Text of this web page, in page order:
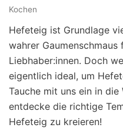
Kochen
Hefeteig ist Grundlage
wahrer
Liebhaber:innen. Doch
eigentlich ideal, um
Tauche mit uns ein in die
entdecke die richtige
Hefeteig zu kreieren!